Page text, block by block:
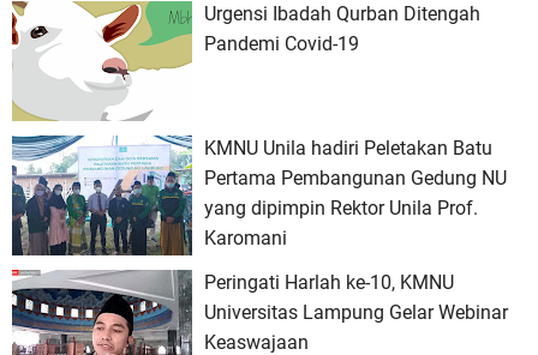
Urgensi Ibadah Qurban Ditengah
Pandemi Covid-19
KMNU Unila hadiri Peletakan Batu
Pertama Pembangunan Gedung NU
yang dipimpin Rektor Unila Prof.
Karomani
Peringati Harlah ke-10, KMNU
Universitas Lampung Gelar Webinar
Keaswajaan